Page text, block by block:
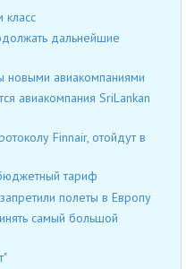
класс
дальнейшие
новыми авиакомпаниями
авиакомпания SriLankan
Finnair, отойдут в
тариф
полеты в Европу
самый большой